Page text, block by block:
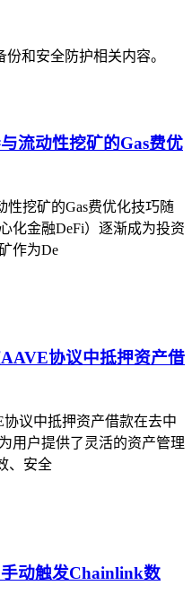
和安全防护相关内容。
流动性挖矿的Gas费优
性挖矿的Gas费优化技巧随
化金融DeFi）逐渐成为投资
作为De
协议中抵押资产借
议中抵押资产借款在去中
用户提供了灵活的资产管理
、安全
动触发Chainlink数